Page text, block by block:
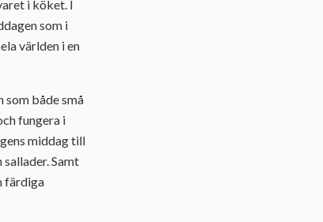
i köket. I
som i
världen i en
som både små
fungera i
middag till
Samt
färdiga